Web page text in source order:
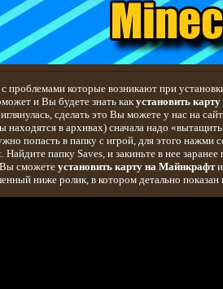
проблемами которые возникают при
и Вы будете знать какустановить
сделать это Вы можете у нас на
находятся в архивах) сначала надо
попасть в папку с игрой, для этого нажми
папку Saves, и закиньте в нее
Вы сможете установить карту на Майнкрафти
ниже ролик, в котором детально показан